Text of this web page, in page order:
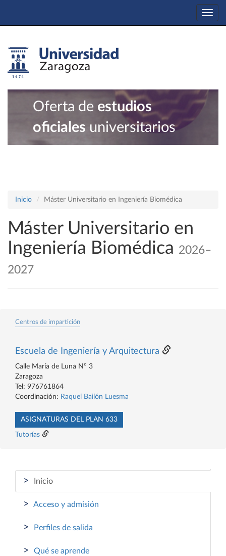
Oferta de estudios
oficiales universitarios
Inicio Máster Universitario en Ingeniería Biomédica
Máster Universitario en
Ingeniería Biomédica 2026–
2027
Centros de impartición
Escuela de Ingeniería y Arquitectura
Calle María de Luna Nº 3
Zaragoza
Tel: 976761864
Coordinación: Raquel Bailón Luesma
ASIGNATURAS DEL PLAN 633
Tutorías
> Inicio
> Acceso y admisión
> Perfiles de salida
> Qué se aprende